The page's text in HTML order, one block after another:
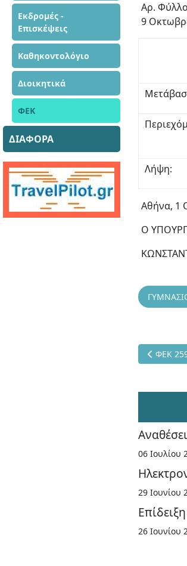
Εκδρομές -
Επισκέψεις
Καθηκοντολόγιο
Διοικητικά
ΦΕΚ
ΔΙΑΦΟΡΑ
Αρ.
9
Λήψη:
Αθήνα, 1
Ο
ΦΕΚ
06 Ιουλίου
29 Ιουνίου
26 Ιουνίου